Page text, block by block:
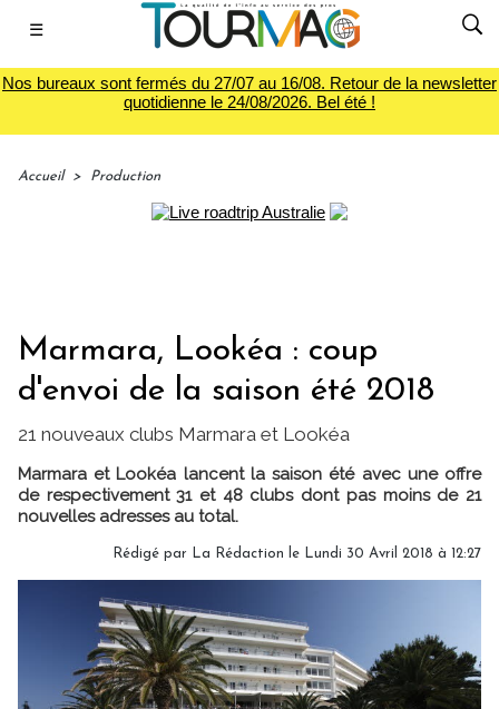
☰
Nos bureaux sont fermés du 27/07 au 16/08. Retour de la newsletter
quotidienne le 24/08/2026. Bel été !
Accueil > Production
Marmara, Lookéa : coup
d'envoi de la saison été 2018
21 nouveaux clubs Marmara et Lookéa
Marmara et Lookéa lancent la saison été avec une offre
de respectivement 31 et 48 clubs dont pas moins de 21
nouvelles adresses au total.
Rédigé par La Rédaction le Lundi 30 Avril 2018 à 12:27